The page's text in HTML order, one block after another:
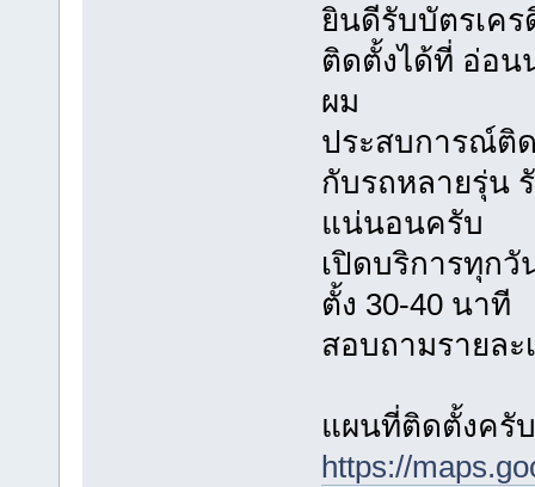
ยินดีรับบัตรเค
ติดตั้งได้ที่ อ่อน
ผม
ประสบการณ์ติ
กับรถหลายรุ่น
แน่นอนครับ
เปิดบริการทุกวั
ตั้ง 30-40 นาที
สอบถามรายละ
แผนที่ติดตั้งครับ
https://